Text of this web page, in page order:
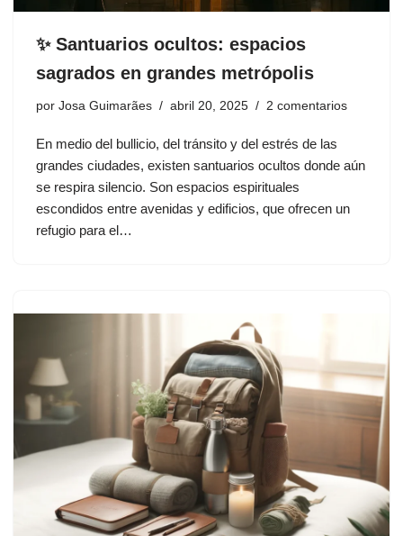
✨ Santuarios ocultos: espacios
sagrados en grandes metrópolis
por Josa Guimarães abril 20, 2025 2 comentarios
En medio del bullicio, del tránsito y del estrés de las
grandes ciudades, existen santuarios ocultos donde aún
se respira silencio. Son espacios espirituales
escondidos entre avenidas y edificios, que ofrecen un
refugio para el…